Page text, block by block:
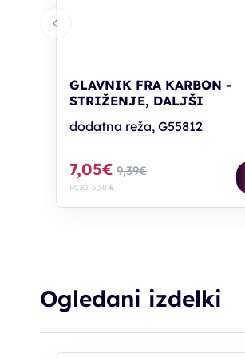
GLAVNIK FRA KARBON -
STRIŽENJE, DALJŠI
dodatna reža, G55812
7,05€ 9,39€
PC30: 6,58 €
Ogledani izdelki